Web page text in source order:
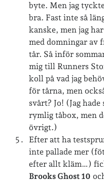
Jag bokför min läsning på
Geocaching
Etiketter
byte. Men jag
bra. Fast inte så
kanske, men jag
med domningar av
tår. Så inför
mig till Runners
koll på vad jag
för tårna, men
svårt? Jo! (Jag
rymlig tåbox, men
övrigt.)
Efter att ha
inte pallade mer
efter allt kläm…)
Brooks Ghost 10